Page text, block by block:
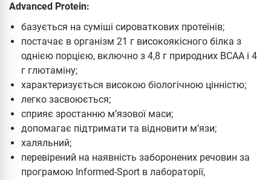
Advanced Protein:
базується на суміші сироваткових протеїнів;
постачає в організм 21 г високоякісного білка з
однією порцією, включно з 4,8 г природних BCAA і 4
г глютаміну;
характеризується високою біологічною цінністю;
легко засвоюється;
сприяє зростанню м’язової маси;
допомагає підтримати та відновити м’язи;
халяльний;
перевірений на наявність заборонених речовин за
програмою Informed-Sport в лабораторії,